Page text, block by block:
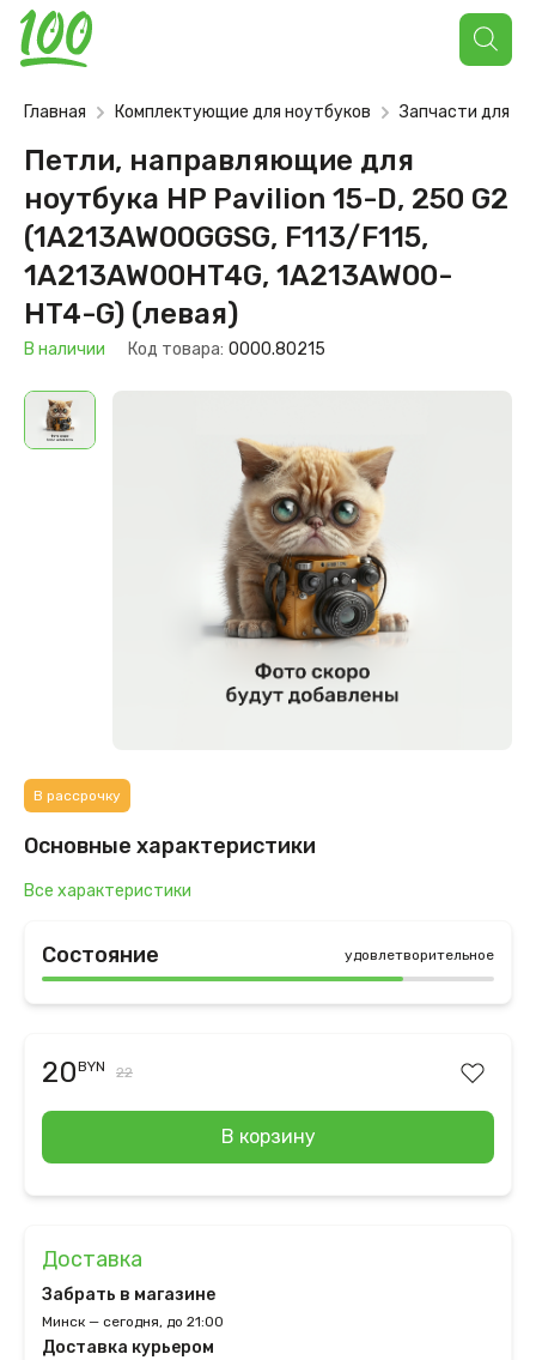
Поиск
товаров
Главная Комплектующие для ноутбуков Запчасти для
Петли, направляющие для
ноутбука HP Pavilion 15-D, 250 G2
(1A213AW00GGSG, F113/F115,
1A213AW00HT4G, 1A213AW00-
HT4-G) (левая)
В наличии Код товара: 0000.80215
В рассрочку
Основные характеристики
Все характеристики
Состояние удовлетворительное
20BYN 22
В корзину
Доставка
Забрать в магазине
Минск — сегодня, до 21:00
Доставка курьером